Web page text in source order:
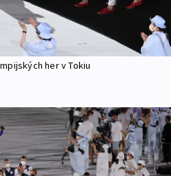
her v Tokiu